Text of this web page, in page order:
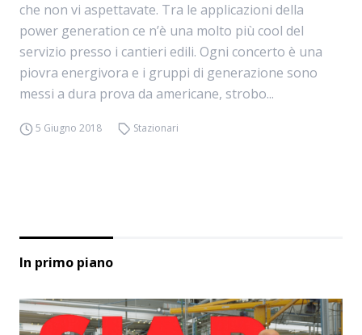
che non vi aspettavate. Tra le applicazioni della
power generation ce n’è una molto più cool del
servizio presso i cantieri edili. Ogni concerto è una
piovra energivora e i gruppi di generazione sono
messi a dura prova da americane, strobo...
5 Giugno 2018 Stazionari
In primo piano